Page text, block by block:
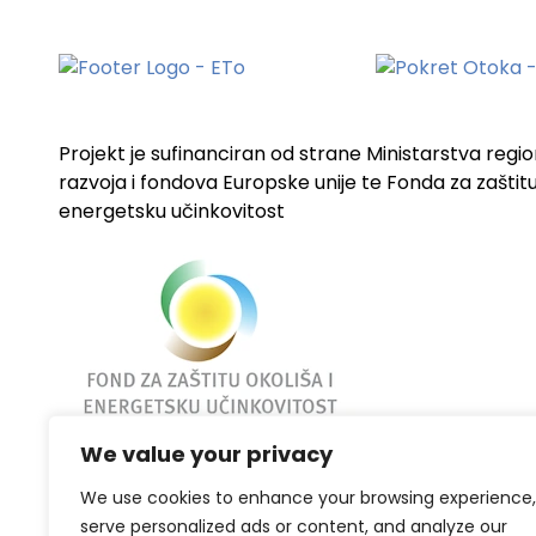
We value your privacy
We use cookies to enhance your browsing experience,
serve personalized ads or content, and analyze our
Projekt je sufinanciran od strane Ministarstva
razvoja i fondova Europske unije te Fonda za
energetsku učinkovitost